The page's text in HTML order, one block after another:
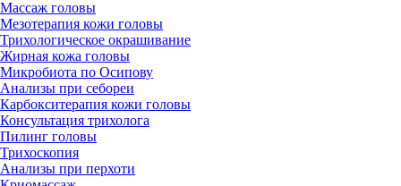
Массаж головы
Мезотерапия кожи головы
Трихологическое окрашивание
Жирная кожа головы
Микробиота по Осипову
Анализы при себореи
Карбокситерапия кожи головы
Консультация трихолога
Пилинг головы
Трихоскопия
Анализы при перхоти